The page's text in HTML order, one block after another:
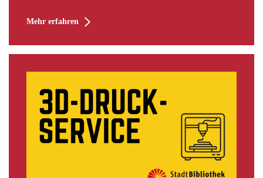
Mehr erfahren